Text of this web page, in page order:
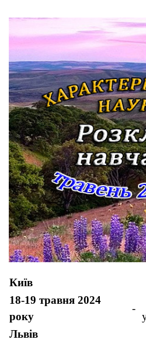
Київ
18-19 травня 2024
року
-
Львів